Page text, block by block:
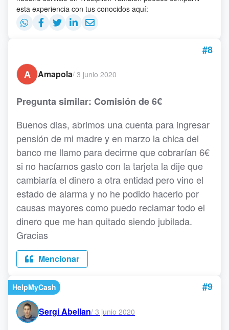
esta experiencia con tus conocidos aquí:
#8
A
Amapola/ 3 junio 2020
Pregunta similar: Comisión de 6€
Buenos dias, abrimos una cuenta para ingresar
pensión de mi madre y en marzo la chica del
banco me llamo para decirme que cobrarían 6€
si no hacíamos gasto con la tarjeta la dije que
cambiaría el dinero a otra entidad pero vino el
estado de alarma y no he podido hacerlo por
causas mayores como puedo reclamar todo el
dinero que me han quitado siendo jubilada.
Gracias
Mencionar
HelpMyCash #9
Sergi Abellan/ 3 junio 2020